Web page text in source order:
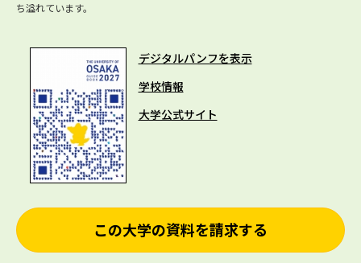
ち溢れています。
デジタルパンフを表示
学校情報
大学公式サイト
この大学の資料を請求する